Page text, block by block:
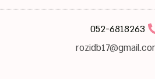
052-6818263